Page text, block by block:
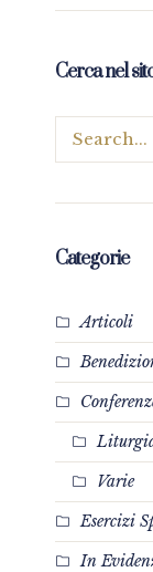
Cerca nel
Categorie
Articoli
Varie
Esercizi
In